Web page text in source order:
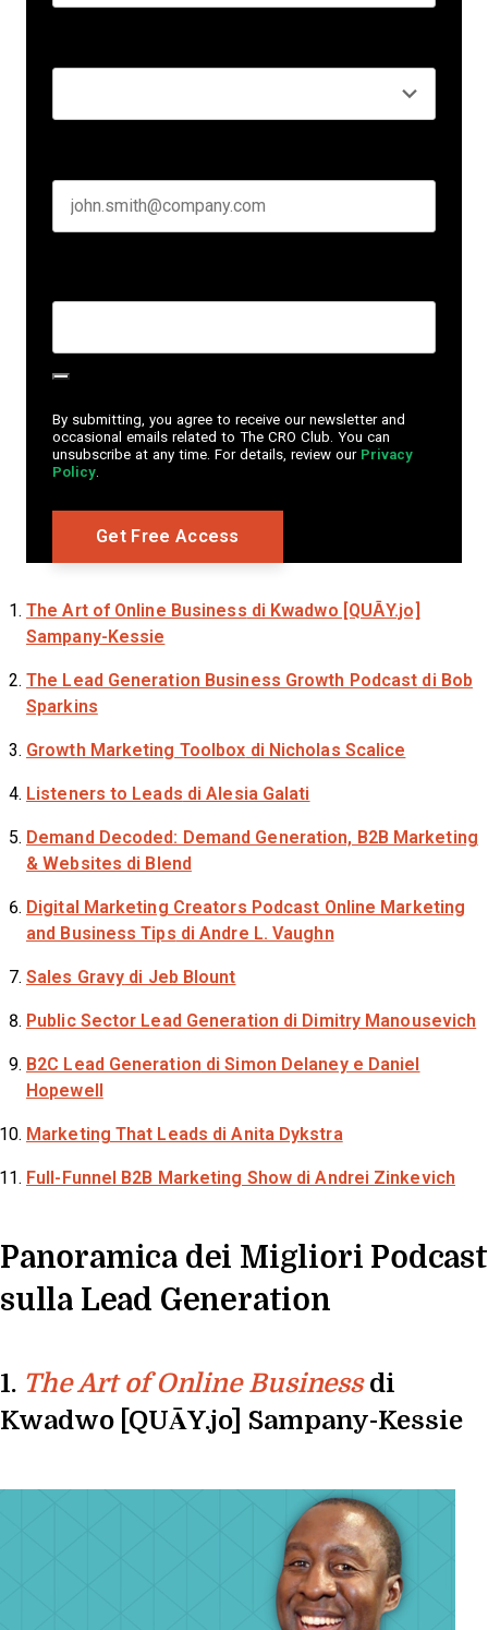
By submitting, you agree to receive our newsletter and
occasional emails related to The CRO Club. You can
unsubscribe at any time. For details, review our Privacy
Policy.
The Art of Online Business di Kwadwo [QUĀY.jo]
Sampany-Kessie
The Lead Generation Business Growth Podcast di Bob
Sparkins
Growth Marketing Toolbox di Nicholas Scalice
Listeners to Leads di Alesia Galati
Demand Decoded: Demand Generation, B2B Marketing
& Websites di Blend
Digital Marketing Creators Podcast Online Marketing
and Business Tips di Andre L. Vaughn
Sales Gravy di Jeb Blount
Public Sector Lead Generation di Dimitry Manousevich
B2C Lead Generation di Simon Delaney e Daniel
Hopewell
Marketing That Leads di Anita Dykstra
Full-Funnel B2B Marketing Show di Andrei Zinkevich
Panoramica dei Migliori Podcast
sulla Lead Generation
1. The Art of Online Businessdi
Kwadwo [QUĀY.jo] Sampany-Kessie